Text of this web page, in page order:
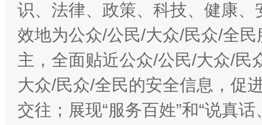
识、法律、政策、科技、健康
效地为公众/公民/大众/民众/全
主，全面贴近公众/公民/大众/民
大众/民众/全民的安全信息，促
交往；展现“服务百姓”和“说真